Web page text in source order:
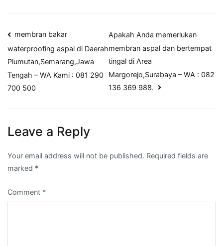
Post
navigation
membran bakar
waterproofing aspal di Daerah
Plumutan,Semarang,Jawa
Tengah – WA Kami : 081 290
700 500
Apakah Anda memerlukan
membran aspal dan bertempat
tingal di Area
Margorejo,Surabaya – WA : 082
136 369 988.
Leave a Reply
Your email address will not be published. Required fields are
marked *
Comment *